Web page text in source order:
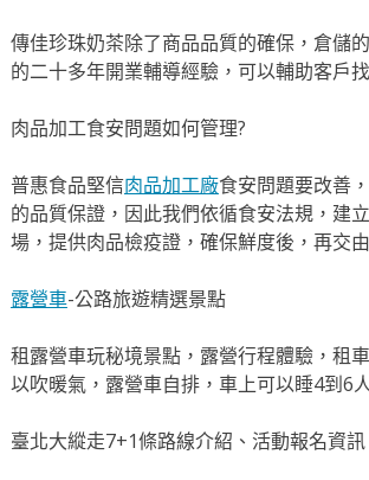
傳佳珍珠奶茶除了商品品質的確保，倉儲
的二十多年開業輔導經驗，可以輔助客戶
肉品加工食安問題如何管理?
普惠食品堅信肉品加工廠食安問題要改善
的品質保證，因此我們依循食安法規，建
場，提供肉品檢疫證，確保鮮度後，再交
露營車-公路旅遊精選景點
租露營車玩秘境景點，露營行程體驗，租
以吹暖氣，露營車自排，車上可以睡4到6
臺北大縱走7+1條路線介紹、活動報名資